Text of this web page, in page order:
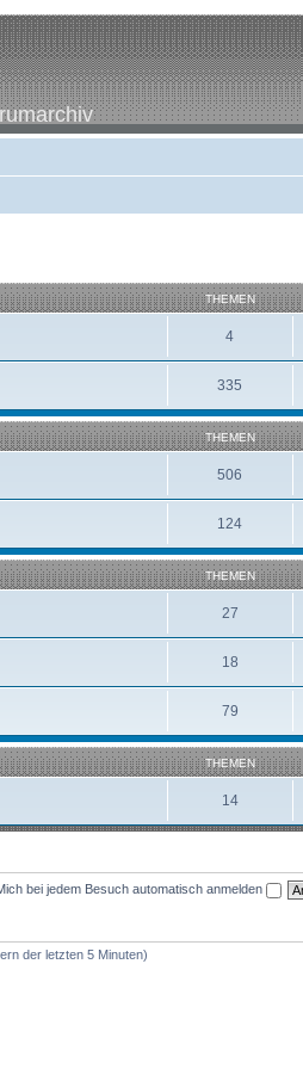
THEMEN
4
335
THEMEN
506
124
THEMEN
27
18
79
THEMEN
14
bei jedem Besuch automatisch anmelden
der letzten 5 Minuten)